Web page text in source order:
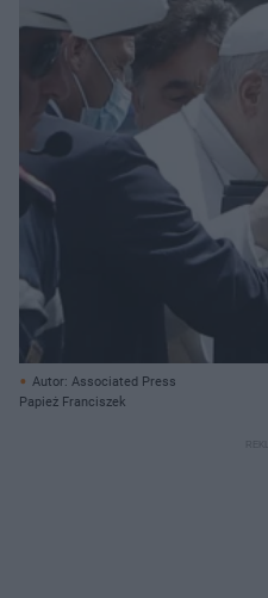
Autor: Associated Press
Papież Franciszek